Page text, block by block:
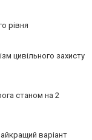
рівня
цивільного захисту
станом на 2
варіант